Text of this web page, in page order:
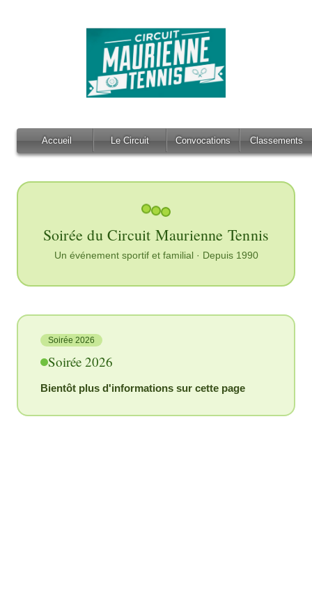
Accueil Le Circuit Convocations Classements
Soirée du Circuit Maurienne Tennis
Un événement sportif et familial · Depuis 1990
Soirée 2026
Soirée 2026
Bientôt plus d'informations sur cette page